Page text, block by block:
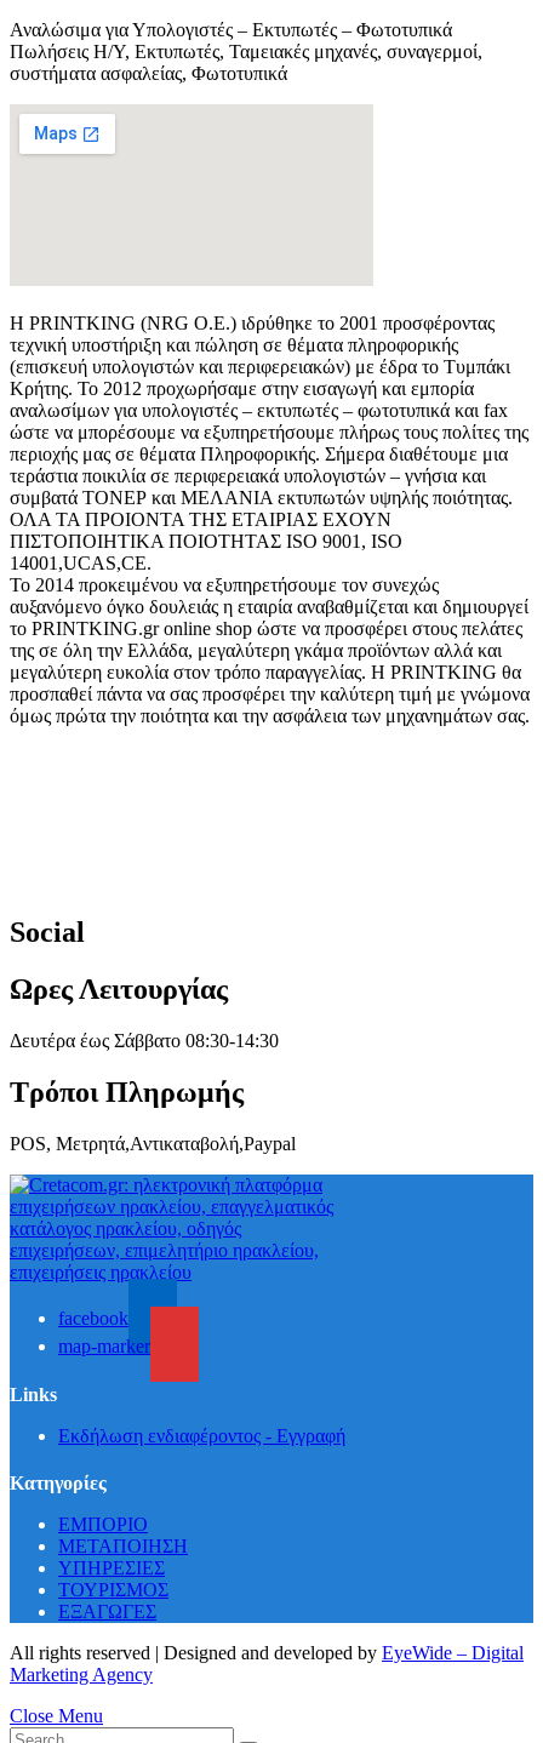
Αναλώσιμα για Υπολογιστές – Εκτυπωτές – Φωτοτυπικά
Πωλήσεις Η/Υ, Εκτυπωτές, Ταμειακές μηχανές, συναγερμοί,
συστήματα ασφαλείας, Φωτοτυπικά
Η PRINTKING (NRG O.E.) ιδρύθηκε το 2001 προσφέροντας
τεχνική υποστήριξη και πώληση σε θέματα πληροφορικής
(επισκευή υπολογιστών και περιφερειακών) με έδρα το Τυμπάκι
Κρήτης. Το 2012 προχωρήσαμε στην εισαγωγή και εμπορία
αναλωσίμων για υπολογιστές – εκτυπωτές – φωτοτυπικά και fax
ώστε να μπορέσουμε να εξυπηρετήσουμε πλήρως τους πολίτες της
περιοχής μας σε θέματα Πληροφορικής. Σήμερα διαθέτουμε μια
τεράστια ποικιλία σε περιφερειακά υπολογιστών – γνήσια και
συμβατά ΤΟΝΕΡ και ΜΕΛΑΝΙΑ εκτυπωτών υψηλής ποιότητας.
ΟΛΑ ΤΑ ΠΡΟΙΟΝΤΑ ΤΗΣ ΕΤΑΙΡΙΑΣ ΕΧΟΥΝ
ΠΙΣΤΟΠΟΙΗΤΙΚΑ ΠΟΙΟΤΗΤΑΣ ISO 9001, ISO
14001,UCAS,CE.
Το 2014 προκειμένου να εξυπηρετήσουμε τον συνεχώς
αυξανόμενο όγκο δουλειάς η εταιρία αναβαθμίζεται και δημιουργεί
το PRINTKING.gr online shop ώστε να προσφέρει στους πελάτες
της σε όλη την Ελλάδα, μεγαλύτερη γκάμα προϊόντων αλλά και
μεγαλύτερη ευκολία στον τρόπο παραγγελίας. Η PRINTKING θα
προσπαθεί πάντα να σας προσφέρει την καλύτερη τιμή με γνώμονα
όμως πρώτα την ποιότητα και την ασφάλεια των μηχανημάτων σας.
Social
Ωρες Λειτουργίας
Δευτέρα έως Σάββατο 08:30-14:30
Τρόποι Πληρωμής
POS, Μετρητά,Αντικαταβολή,Paypal
facebook
map-marker
Links
Εκδήλωση ενδιαφέροντος - Εγγραφή
Κατηγορίες
ΕΜΠΟΡΙΟ
ΜΕΤΑΠΟΙΗΣΗ
ΥΠΗΡΕΣΙΕΣ
ΤΟΥΡΙΣΜΟΣ
ΕΞΑΓΩΓΕΣ
All rights reserved | Designed and developed by EyeWide – Digital
Marketing Agency
Close Menu